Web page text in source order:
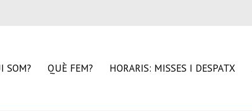
SOM? QUÈ FEM? HORARIS: MISSES I DESPATX